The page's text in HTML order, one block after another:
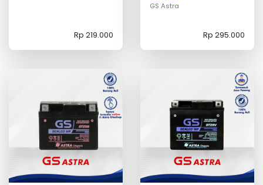
Rp 219.000
GS Astra
Rp 295.000